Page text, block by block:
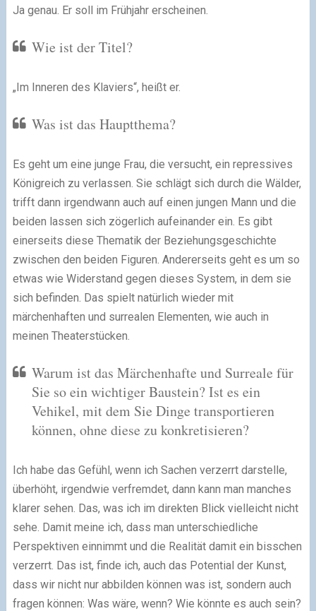
Ja genau. Er soll im Frühjahr erscheinen.
Wie ist der Titel?
„Im Inneren des Klaviers“, heißt er.
Was ist das Hauptthema?
Es geht um eine junge Frau, die versucht, ein repressives
Königreich zu verlassen. Sie schlägt sich durch die Wälder,
trifft dann irgendwann auch auf einen jungen Mann und die
beiden lassen sich zögerlich aufeinander ein. Es gibt
einerseits diese Thematik der Beziehungsgeschichte
zwischen den beiden Figuren. Andererseits geht es um so
etwas wie Widerstand gegen dieses System, in dem sie
sich befinden. Das spielt natürlich wieder mit
märchenhaften und surrealen Elementen, wie auch in
meinen Theaterstücken.
Warum ist das Märchenhafte und Surreale für
Sie so ein wichtiger Baustein? Ist es ein
Vehikel, mit dem Sie Dinge transportieren
können, ohne diese zu konkretisieren?
Ich habe das Gefühl, wenn ich Sachen verzerrt darstelle,
überhöht, irgendwie verfremdet, dann kann man manches
klarer sehen. Das, was ich im direkten Blick vielleicht nicht
sehe. Damit meine ich, dass man unterschiedliche
Perspektiven einnimmt und die Realität damit ein bisschen
verzerrt. Das ist, finde ich, auch das Potential der Kunst,
dass wir nicht nur abbilden können was ist, sondern auch
fragen können: Was wäre, wenn? Wie könnte es auch sein?